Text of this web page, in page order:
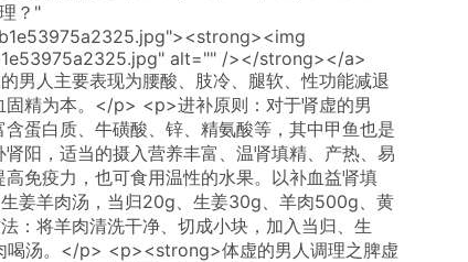
？"
alt="" /></strong></a>
人主要表现为腰酸、肢冷、腿软、性功能减退
精为本。</p> <p>进补原则：对于肾虚的男
蛋白质、牛磺酸、锌、精氨酸等，其中甲鱼也是
阳，适当的摄入营养丰富、温肾填精、产热、易
免疫力，也可食用温性的水果。以补血益肾填
姜羊肉汤，当归20g、生姜30g、羊肉500g、黄
：将羊肉清洗干净、切成小块，加入当归、生
喝汤。</p> <p><strong>体虚的男人调理之脾虚